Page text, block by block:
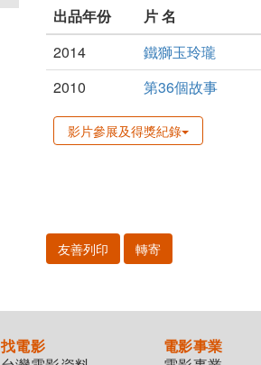
出品年份
片 名
2014
鐵獅玉玲瓏
2010
第36個故事
影片參展及得獎紀錄
友善列印 轉寄
找電影
電影事業